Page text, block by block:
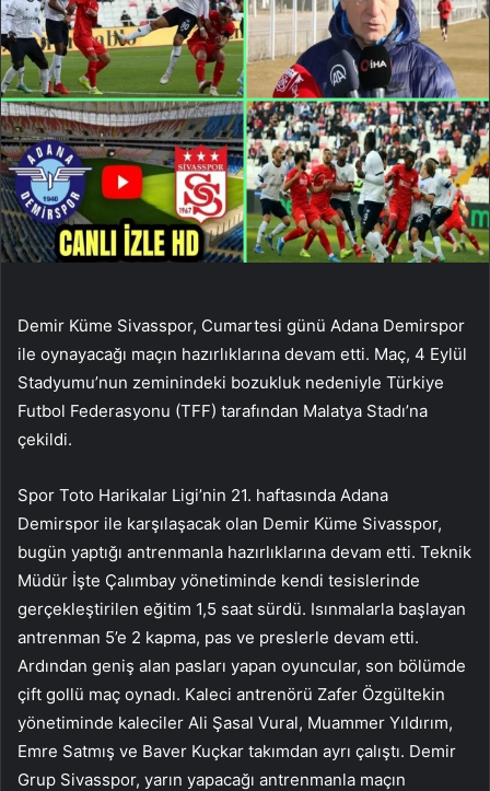
Demir Küme Sivasspor, Cumartesi günü Adana Demirspor
ile oynayacağı maçın hazırlıklarına devam etti. Maç, 4 Eylül
Stadyumu’nun zeminindeki bozukluk nedeniyle Türkiye
Futbol Federasyonu (TFF) tarafından Malatya Stadı’na
çekildi.
Spor Toto Harikalar Ligi’nin 21. haftasında Adana
Demirspor ile karşılaşacak olan Demir Küme Sivasspor,
bugün yaptığı antrenmanla hazırlıklarına devam etti. Teknik
Müdür İşte Çalımbay yönetiminde kendi tesislerinde
gerçekleştirilen eğitim 1,5 saat sürdü. Isınmalarla başlayan
antrenman 5’e 2 kapma, pas ve preslerle devam etti.
Ardından geniş alan pasları yapan oyuncular, son bölümde
çift gollü maç oynadı. Kaleci antrenörü Zafer Özgültekin
yönetiminde kaleciler Ali Şasal Vural, Muammer Yıldırım,
Emre Satmış ve Baver Kuçkar takımdan ayrı çalıştı. Demir
Grup Sivasspor, yarın yapacağı antrenmanla maçın